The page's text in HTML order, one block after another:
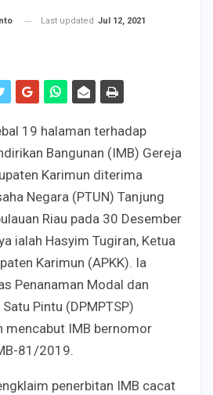
Last updated Jul 12, 2021
19 halaman terhadap
Bangunan (IMB) Gereja
Karimun diterima
Negara (PTUN) Tanjung
Riau pada 30 Desember
ialah Hasyim Tugiran, Ketua
Karimun (APKK). Ia
Penanaman Modal dan
Pintu (DPMPTSP)
mencabut IMB bernomor
81/2019.
penerbitan IMB cacat